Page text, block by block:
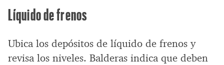
Líquido de frenos
Ubica los depósitos de líquido de frenos y
revisa los niveles. Balderas indica que deben